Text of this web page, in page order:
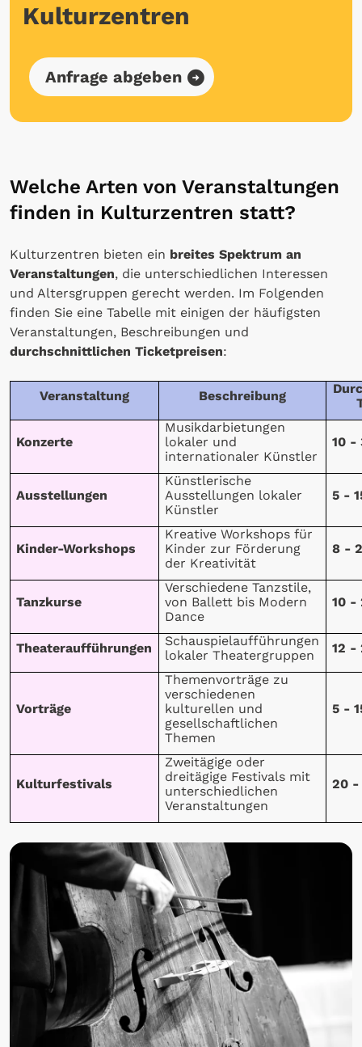
Kulturzentren
Anfrage abgeben
Welche Arten von Veranstaltungen
finden in Kulturzentren statt?
Kulturzentren bieten ein breites Spektrum an
Veranstaltungen, die unterschiedlichen Interessen
und Altersgruppen gerecht werden. Im Folgenden
finden Sie eine Tabelle mit einigen der häufigsten
Veranstaltungen, Beschreibungen und
durchschnittlichen Ticketpreisen:
Veranstaltung Beschreibung
Konzerte
Musikdarbietungen
lokaler und
internationaler Künstler
10 -
Ausstellungen
Künstlerische
Ausstellungen lokaler
Künstler
5 -
Kinder-Workshops
Kreative Workshops für
Kinder zur Förderung
der Kreativität
8 -
Tanzkurse
Verschiedene Tanzstile,
von Ballett bis Modern
Dance
10 -
Theateraufführungen
Schauspielaufführungen
lokaler Theatergruppen
12 -
Vorträge
Themenvorträge zu
verschiedenen
kulturellen und
gesellschaftlichen
Themen
5 -
Kulturfestivals
Zweitägige oder
dreitägige Festivals mit
unterschiedlichen
Veranstaltungen
20 -